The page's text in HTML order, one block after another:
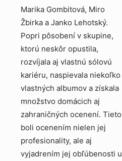
Marika Gombitová, Miro
Žbirka a Janko Lehotský.
Popri pôsobení v skupine,
ktorú neskôr opustila,
rozvíjala aj vlastnú sólovú
kariéru, naspievala niekoľko
vlastných albumov a získala
množstvo domácich aj
zahraničných ocenení. Tieto
boli ocenením nielen jej
profesionality, ale aj
vyjadrením jej obľúbenosti u